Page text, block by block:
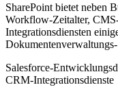
SharePoint bietet neben
Workflow-Zeitalter,
Integrationsdiensten
Salesforce-
CRM-Integrationsdienste